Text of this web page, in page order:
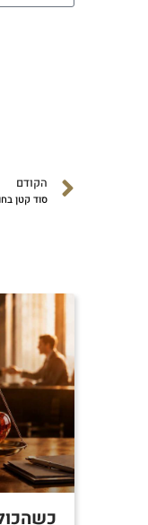
הקודם
סוד קטן